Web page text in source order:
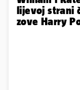
lijevoj strani
zove Harry